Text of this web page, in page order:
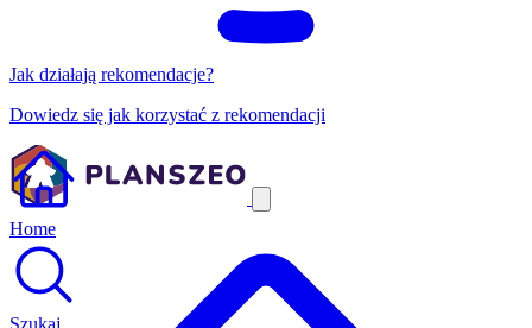
Jak działają rekomendacje?
Dowiedz się jak korzystać z rekomendacji
Home
Szukaj